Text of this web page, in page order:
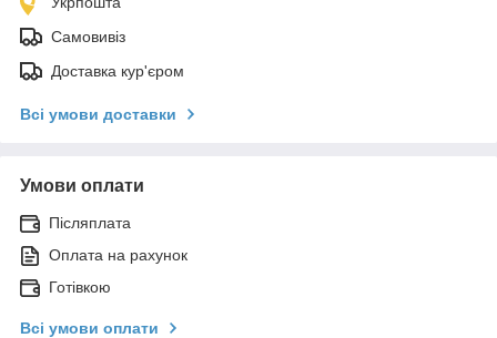
Самовивіз
Доставка кур'єром
Всі умови доставки
Умови оплати
Післяплата
Оплата на рахунок
Готівкою
Всі умови оплати